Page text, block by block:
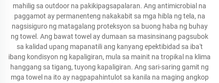
mahilig sa outdoor na pakikipagsapalaran. Ang antimicrobial na
paggamot ay permanenteng nakakabit sa mga hibla ng tela, na
nagsisiguro ng matagalang proteksyon sa buong haba ng buhay
ng towel. Ang bawat towel ay dumaan sa masinsinang pagsubok
sa kalidad upang mapanatili ang kanyang epektibidad sa iba't
ibang kondisyon ng kapaligiran, mula sa mainit na tropikal na klima
hanggang sa tigang, tuyong kapaligiran. Ang sari-saring gamit ng
mga towel na ito ay nagpapahintulot sa kanila na maging angkop